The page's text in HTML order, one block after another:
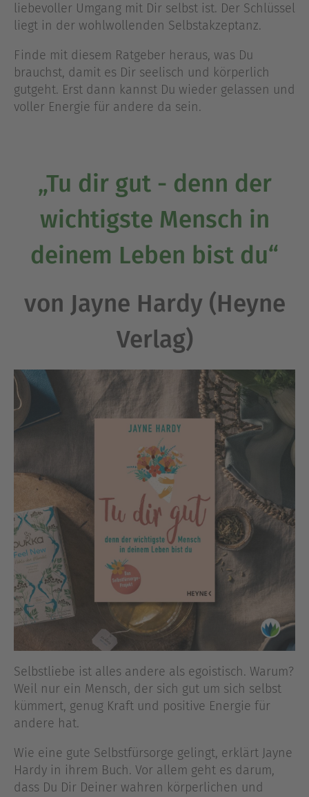
liebevoller Umgang mit Dir selbst ist. Der Schlüssel
liegt in der wohlwollenden Selbstakzeptanz.
Finde mit diesem Ratgeber heraus, was Du
brauchst, damit es Dir seelisch und körperlich
gutgeht. Erst dann kannst Du wieder gelassen und
voller Energie für andere da sein.
„Tu dir gut - denn der
wichtigste Mensch in
deinem Leben bist du“
von Jayne Hardy (Heyne
Verlag)
Selbstliebe ist alles andere als egoistisch. Warum?
Weil nur ein Mensch, der sich gut um sich selbst
kümmert, genug Kraft und positive Energie für
andere hat.
Wie eine gute Selbstfürsorge gelingt, erklärt Jayne
Hardy in ihrem Buch. Vor allem geht es darum,
dass Du Dir Deiner wahren körperlichen und